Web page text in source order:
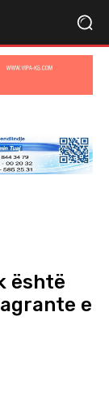
është
e